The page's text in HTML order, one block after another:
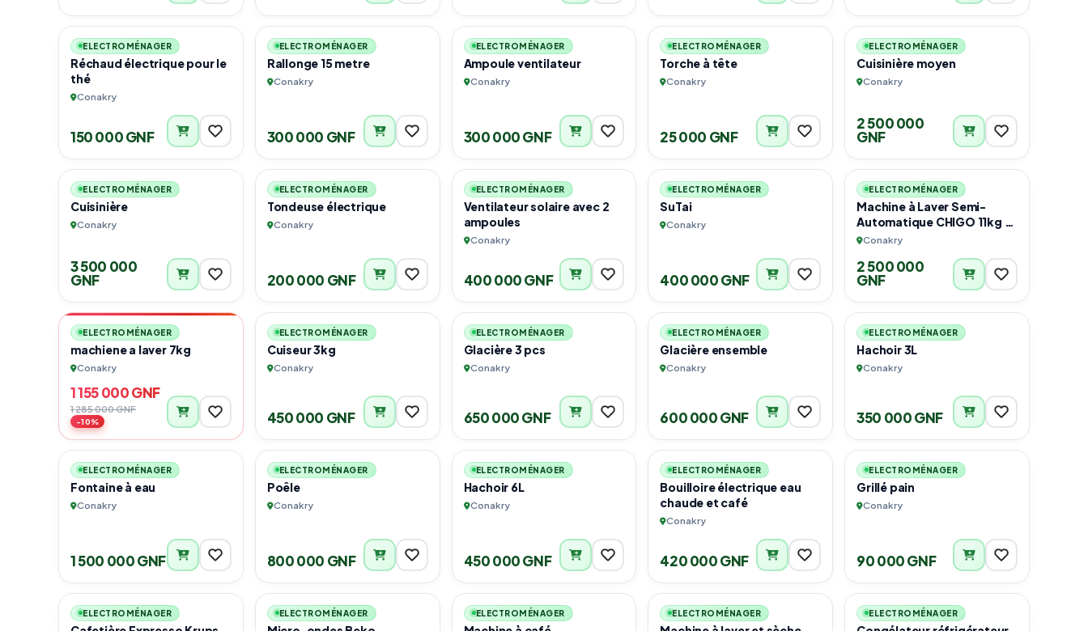
1
ELECTROMÉNAGER
Réchaud électrique pour le
thé
Conakry
150 000 GNF
1
ELECTROMÉNAGER
Rallonge 15 metre
Conakry
300 000 GNF
1
ELECTROMÉNAGER
Ampoule ventilateur
Conakry
300 000 GNF
1
ELECTROMÉNAGER
Torche à tête
Conakry
25 000 GNF
1
ELECTROMÉNAGER
Cuisinière moyen
Conakry
2 500 000
GNF
1
ELECTROMÉNAGER
Cuisinière
Conakry
3 500 000
GNF
1
ELECTROMÉNAGER
Tondeuse électrique
Conakry
200 000 GNF
1
ELECTROMÉNAGER
Ventilateur solaire avec 2
ampoules
Conakry
400 000 GNF
1
ELECTROMÉNAGER
SuTai
Conakry
400 000 GNF
1
ELECTROMÉNAGER
Machine à Laver Semi-
Automatique CHIGO 11kg –
XPB110-1088S
Conakry
2 500 000
GNF
VENTE FLASH
-10%
1
ELECTROMÉNAGER
machiene a laver 7kg
Conakry
1 155 000 GNF
1 285 000 GNF
-10%
1
ELECTROMÉNAGER
Cuiseur 3kg
Conakry
450 000 GNF
1
ELECTROMÉNAGER
Glacière 3 pcs
Conakry
650 000 GNF
1
ELECTROMÉNAGER
Glacière ensemble
Conakry
600 000 GNF
3
ELECTROMÉNAGER
Hachoir 3L
Conakry
350 000 GNF
1
ELECTROMÉNAGER
Fontaine à eau
Conakry
1 500 000 GNF
1
ELECTROMÉNAGER
Poêle
Conakry
800 000 GNF
1
ELECTROMÉNAGER
Hachoir 6L
Conakry
450 000 GNF
6
ELECTROMÉNAGER
Bouilloire électrique eau
chaude et café
Conakry
420 000 GNF
5
ELECTROMÉNAGER
Grillé pain
Conakry
90 000 GNF
6
ELECTROMÉNAGER
6
ELECTROMÉNAGER
5
ELECTROMÉNAGER
4
ELECTROMÉNAGER
6
ELECTROMÉNAGER